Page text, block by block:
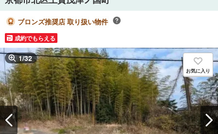
ブロンズ推奨店 取り扱い物件
成約でもらえる
1/32
お気に入り